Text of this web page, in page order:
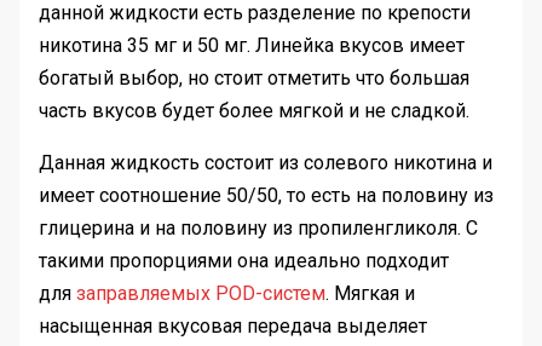
данной жидкости есть разделение по крепости
никотина 35 мг и 50 мг. Линейка вкусов имеет
богатый выбор, но стоит отметить что большая
часть вкусов будет более мягкой и не сладкой.
Данная жидкость состоит из солевого никотина и
имеет соотношение 50/50, то есть на половину из
глицерина и на половину из пропиленгликоля. С
такими пропорциями она идеально подходит
для заправляемых POD-систем. Мягкая и
насыщенная вкусовая передача выделяет